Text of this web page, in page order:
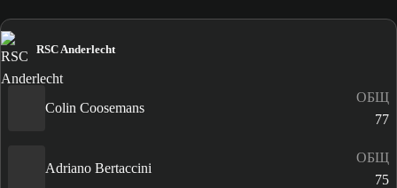
RSC Anderlecht
Colin Coosemans
ОБЩ
77
Adriano Bertaccini
ОБЩ
75